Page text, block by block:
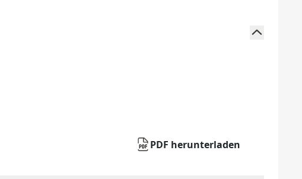
PDF herunterladen